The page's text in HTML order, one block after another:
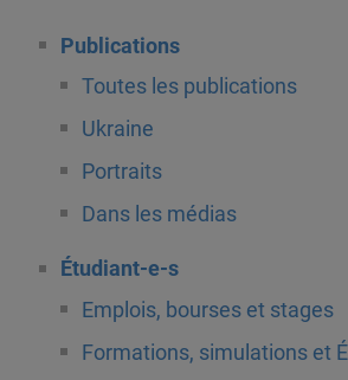
Publications
Toutes les publications
Ukraine
Portraits
Dans les médias
Étudiant-e-s
Emplois, bourses et stages
Formations, simulations et